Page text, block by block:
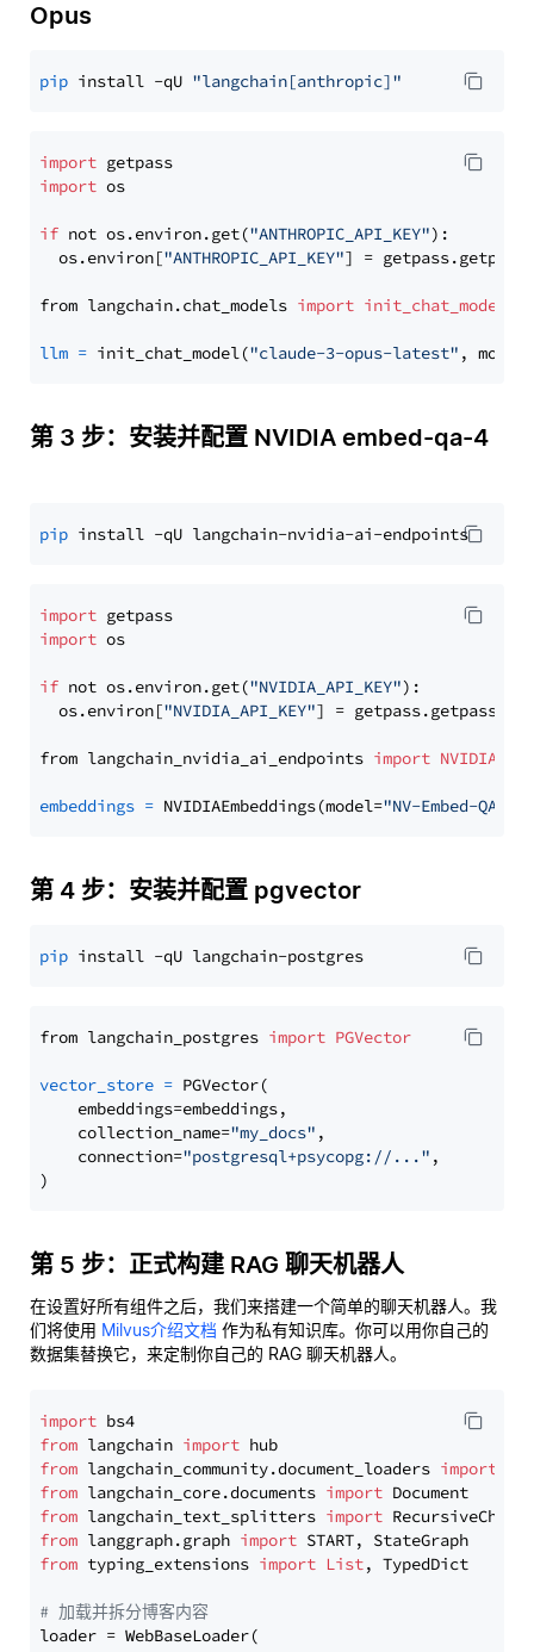
Opus
pip install -qU "langchain[anthropic]"
import
import os
if not os.environ.get("ANTHROPIC_API_KEY"):
  os.environ[
"ANTHROPIC_API_KEY"] = getpass.getpass(
from langchain.chat_models import init_chat_model
llm = init_chat_model("claude-3-opus-latest" ,
第 3 步：安装并配置 NVIDIA embed-qa-4
pip
import
import os
if not os.environ.get("NVIDIA_API_KEY"):
  os.environ[
"NVIDIA_API_KEY"] = getpass.getpass(
from langchain_nvidia_ai_endpoints import
embeddings = NVIDIAEmbeddings(model="NV-Embed-QA"
第 4 步：安装并配置 pgvector
pip
from langchain_postgres import PGVector
vector_store = PGVector(
    embeddings=embeddings,
    collection_name=
"my_docs" ,
    connection=
"postgresql+psycopg://..." ,
第 5 步：正式构建 RAG 聊天机器人
在设置好所有组件之后，我们来搭建一个简单的聊天机器人。我
们将使用 Milvus介绍文档 作为私有知识库。你可以用你自己的
数据集替换它，来定制你自己的 RAG 聊天机器人。
import
from langchain import
from langchain_community.document_loaders import
from langchain_core.documents import
from langchain_text_splitters import
from langgraph.graph import
from typing_extensions import List, TypedDict
# 加载并拆分博客内容
loader = WebBaseLoader(